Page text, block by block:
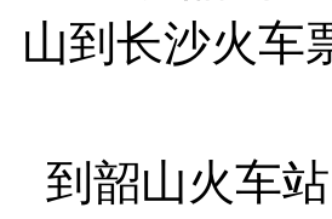
山到长沙火车
到韶山火车